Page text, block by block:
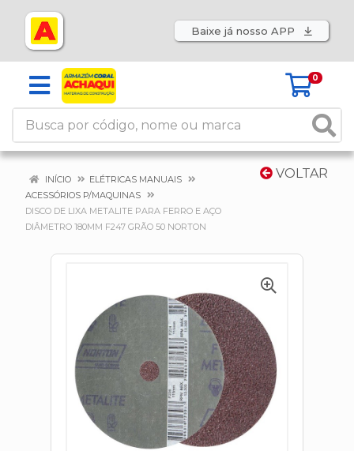
Baixe já nosso APP
0
VOLTAR
INÍCIO
ELÉTRICAS MANUAIS
ACESSÓRIOS P/MAQUINAS
DISCO DE LIXA METALITE PARA FERRO E AÇO
DIÂMETRO 180MM F247 GRÃO 50 NORTON